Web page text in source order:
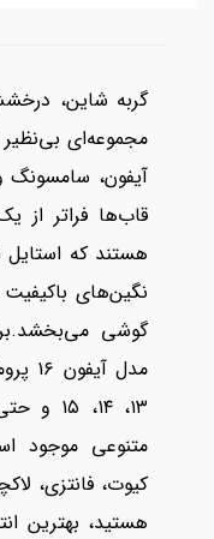
گربه شاین،
مجموعه‌ای بی‌نظیر
آیفون، سامسونگ
قاب‌ها فراتر از
هستند که استایل
نگین‌های باکیفیت
گوشی
متنوعی موجود
کیوت، فانتزی،
هستید، بهترین